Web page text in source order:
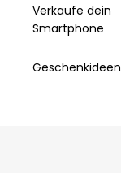
Verkaufe dein
Smartphone
Geschenkideen